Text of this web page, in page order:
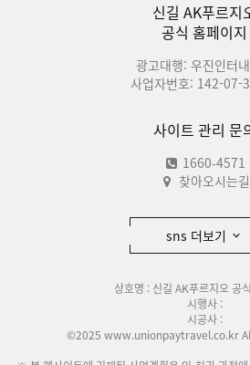
신길 AK푸르지
공식 홈페이지
광고대행: 우진인터
사업자번호: 142-07-
사이트 관리 문
1660-4571
찾아오시는길
sns 더보기
상호명 : 신길 AK푸르지오 공
시행사 :
시공사 :
©2025 www.unionpaytravel.co.kr